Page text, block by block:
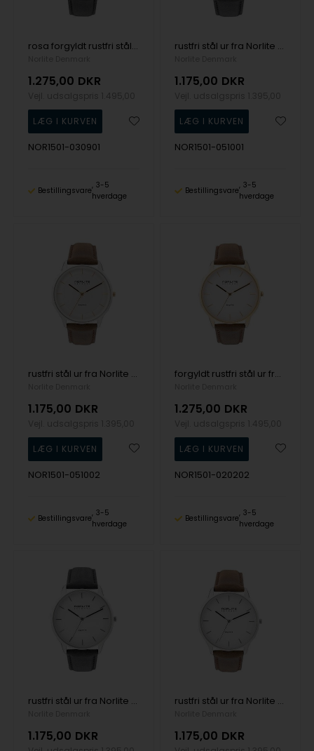
rosa forgyldt rustfri stål ur fra Norlite Denmark, NOR1501-030901
1.275,00 DKR
NOR1501-030901
Bestillingsvare
3-5
hverdage
rustfri stål ur fra Norlite Denmark, NOR1501-051001
1.175,00 DKR
NOR1501-051001
Bestillingsvare
3-5
hverdage
rustfri stål ur fra Norlite Denmark, NOR1501-051002
1.175,00 DKR
NOR1501-051002
Bestillingsvare
3-5
hverdage
forgyldt rustfri stål ur fra Norlite Denmark, NOR1501-020202
1.275,00 DKR
NOR1501-020202
Bestillingsvare
3-5
hverdage
rustfri stål ur fra Norlite Denmark, NOR1501-010101
1.175,00 DKR
rustfri stål ur fra Norlite Denmark, NOR1501-010102
1.175,00 DKR